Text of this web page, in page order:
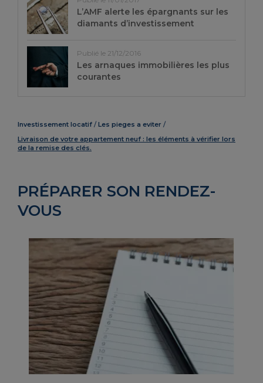
Investissement locatif
Les pieges a eviter
Livraison de votre appartement neuf : les éléments à vérifier lors
de la remise des clés.
PRÉPARER SON RENDEZ-
VOUS
L’AMF alerte les épargnants sur les
diamants d’investissement
Publié le 21/12/2016
Les arnaques immobilières les plus
courantes